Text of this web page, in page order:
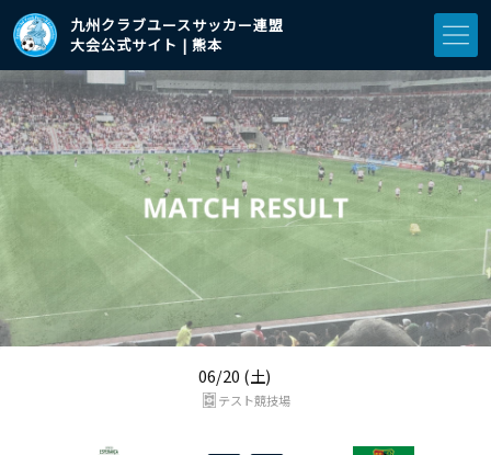
九州クラブユースサッカー連盟
大会公式サイト | 熊本
06/20 (土)
テスト競技場